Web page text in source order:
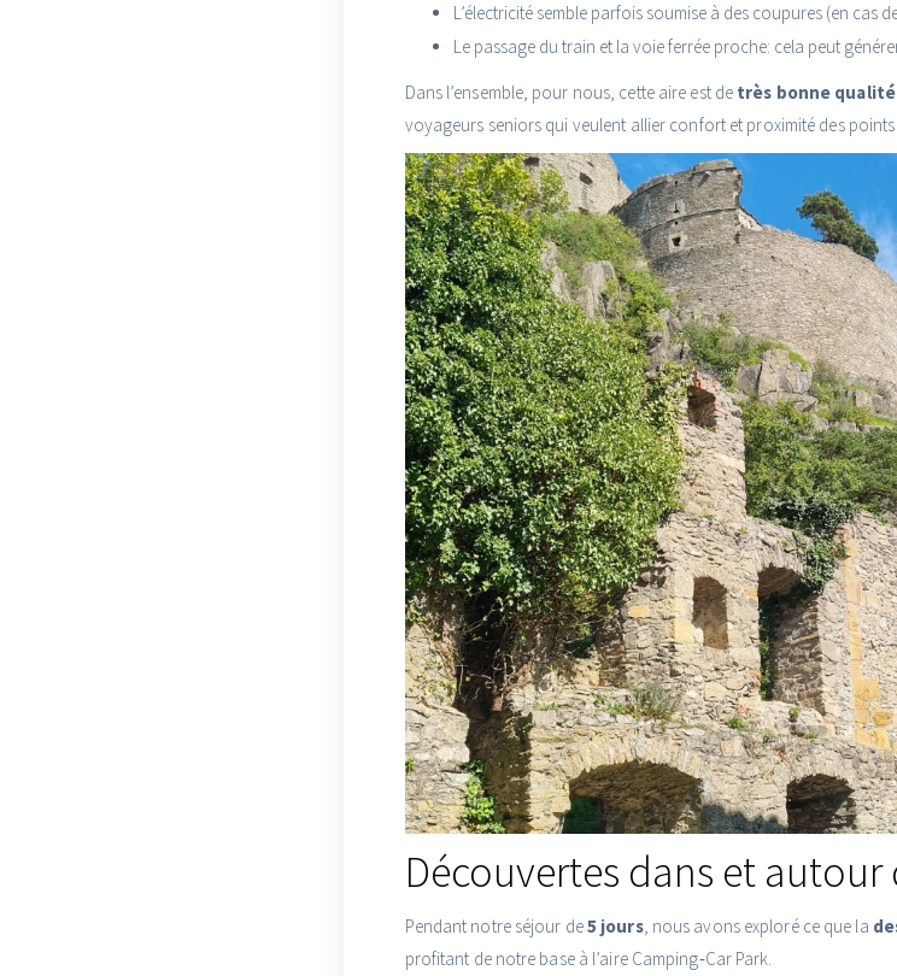
L’électricité semble parfois soumise à des coupures (en cas
Le passage du train et la voie ferrée proche: cela peut
Dans l’ensemble, pour nous, cette aire est de très bonne qualité
voyageurs seniors qui veulent allier confort et proximité des points
Découvertes dans et autour
Pendant notre séjour de5 jours, nous avons exploré ce que la
profitant de notre base à l’aire Camping‑Car Park.